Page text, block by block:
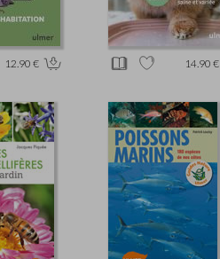
12.90 € 14.90 €